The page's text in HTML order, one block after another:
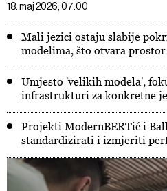
18. maj 2026, 07:00
Mali jezici ostaju slabije
modelima, što otvara
Umjesto 'velikih modela',
infrastrukturi za konkretne
Projekti ModernBERTić i
standardizirati i izmjeriti